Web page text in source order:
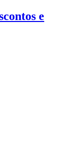
e